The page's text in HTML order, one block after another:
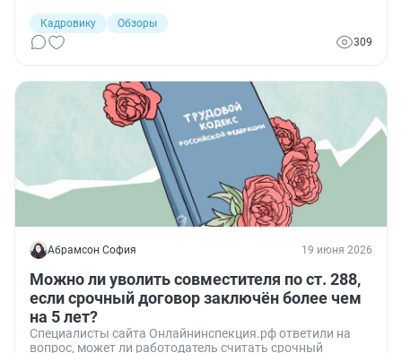
работодатель вправе её уволить при выходе
замещаемого сотрудника.
Кадровику
Обзоры
309
Абрамсон София 19 июня 2026
Можно ли уволить совместителя по ст. 288,
если срочный договор заключён более чем
на 5 лет?
Специалисты сайта Онлайнинспекция.рф ответили на
вопрос, может ли работодатель считать срочный